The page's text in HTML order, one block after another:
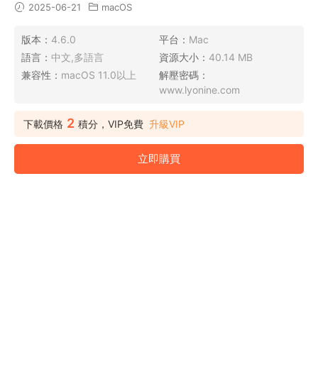
2025-06-21 macOS
版本： 4.6.0 平台： Mac
語言： 中文,多語言 資源大小： 40.14 MB
兼容性： macOS 11.0以上
解壓密碼：
www.lyonine.com
下載價格 2 積分，VIP免費 升級VIP
立即購買